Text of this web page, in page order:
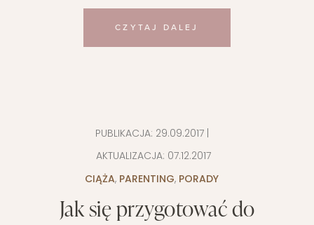
CZYTAJ DALEJ
PUBLIKACJA: 29.09.2017|
AKTUALIZACJA: 07.12.2017
CIĄŻA, PARENTING, PORADY
Jak się przygotować do